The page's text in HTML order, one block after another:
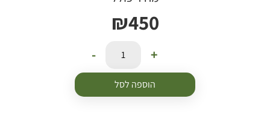
₪450
הוספה לסל